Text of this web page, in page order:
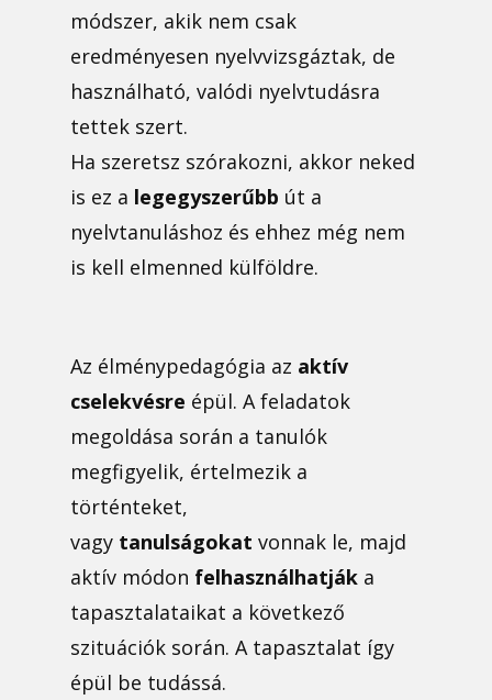
módszer, akik nem csak
eredményesen nyelvvizsgáztak, de
használható, valódi nyelvtudásra
tettek szert.
Ha szeretsz szórakozni, akkor neked
is ez a legegyszerűbb út a
nyelvtanuláshoz és ehhez még nem
is kell elmenned külföldre.
Az élménypedagógia az aktív
cselekvésre épül. A feladatok
megoldása során a tanulók
megfigyelik, értelmezik a
történteket,
vagy tanulságokat vonnak le, majd
aktív módon felhasználhatják a
tapasztalataikat a következő
szituációk során. A tapasztalat így
épül be tudássá.